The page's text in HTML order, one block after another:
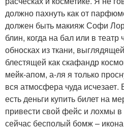
должно пахнуть как от
должен быть макияж Софи
блин, когда на бал или в театр
обносках из ткани,
блестящей как скафандр
мейк-апом, а-ля я только
вся атмосфера чуда
есть деньги купить билет на
привести свой фейс и лохмы
сейчас бесполый бомж –